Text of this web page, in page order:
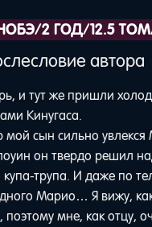
/2 ГОД/12.5 ТОМ
автора
и тут же пришли
Кинугаса.
мой сын сильно увлекся
он твердо решил
трупа. И даже по
Марио… Я вижу,
поэтому мне, как отцу,